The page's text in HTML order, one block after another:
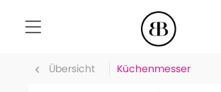
Übersicht Küchenmesser